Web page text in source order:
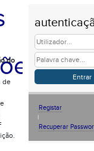
Registar
|
Recuperar
do
de